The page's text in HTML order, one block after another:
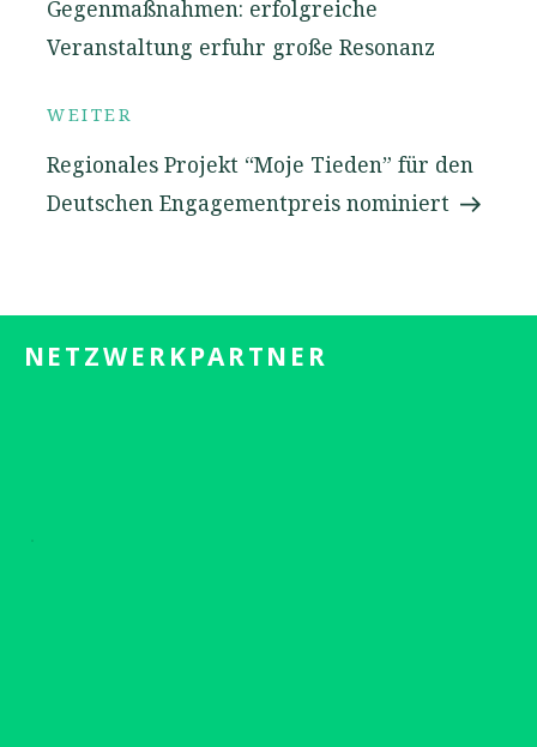
Gegenmaßnahmen: erfolgreiche
Veranstaltung erfuhr große Resonanz
Nächster
Beitrag
WEITER
Regionales Projekt “Moje Tieden” für den
Deutschen Engagementpreis nominiert
NETZWERKPARTNER